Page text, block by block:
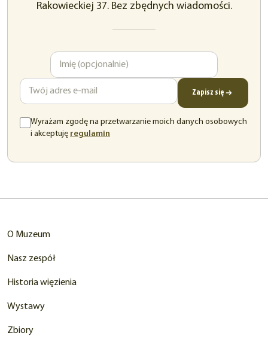
Rakowieckiej 37. Bez zbędnych wiadomości.
Zapisz się
Wyrażam zgodę na przetwarzanie moich danych osobowych
i akceptuję regulamin
O Muzeum
Nasz zespół
Historia więzienia
Wystawy
Zbiory